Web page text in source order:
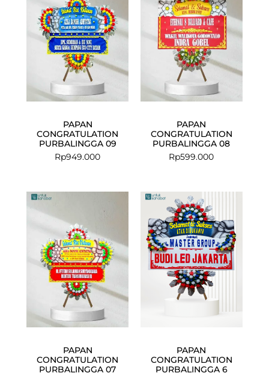
PAPAN
CONGRATULATION
PURBALINGGA 09
Rp949.000
PAPAN
CONGRATULATION
PURBALINGGA 08
Rp599.000
PAPAN
CONGRATULATION
PURBALINGGA 07
PAPAN
CONGRATULATION
PURBALINGGA 6
was:
Rp699.000.
is:
Rp675.000.